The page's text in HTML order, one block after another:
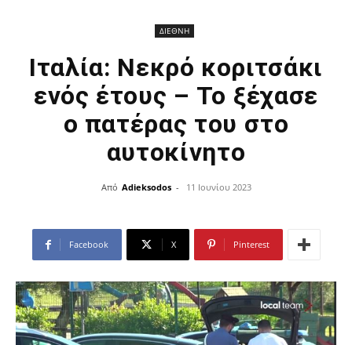
ΔΙΕΘΝΗ
Ιταλία: Νεκρό κοριτσάκι
ενός έτους – Το ξέχασε
ο πατέρας του στο
αυτοκίνητο
Από Adieksodos - 11 Ιουνίου 2023
Facebook X Pinterest